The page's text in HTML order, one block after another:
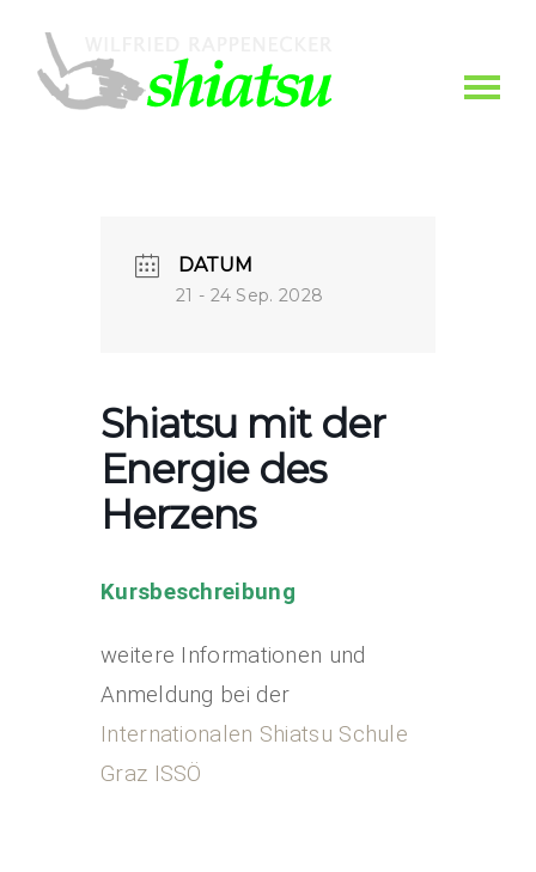
DATUM
21 - 24 Sep. 2028
Shiatsu mit der
Energie des
Herzens
Kursbeschreibung
weitere Informationen und
Anmeldung bei der
Internationalen Shiatsu Schule
Graz ISSÖ